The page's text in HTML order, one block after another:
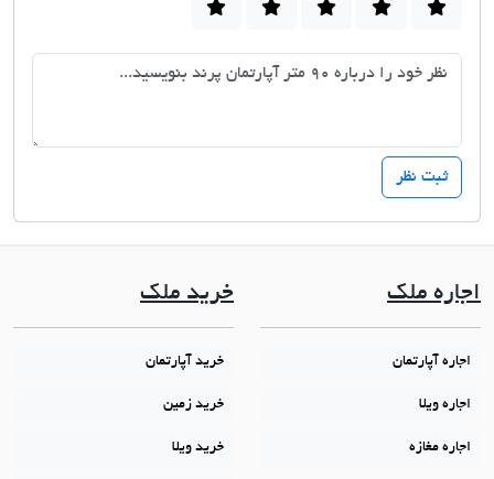
اجاره ملک
اجاره آپارتمان
اجاره ویلا
اجاره مغازه
خرید ملک
خرید آپارتمان
خرید زمین
خرید ویلا